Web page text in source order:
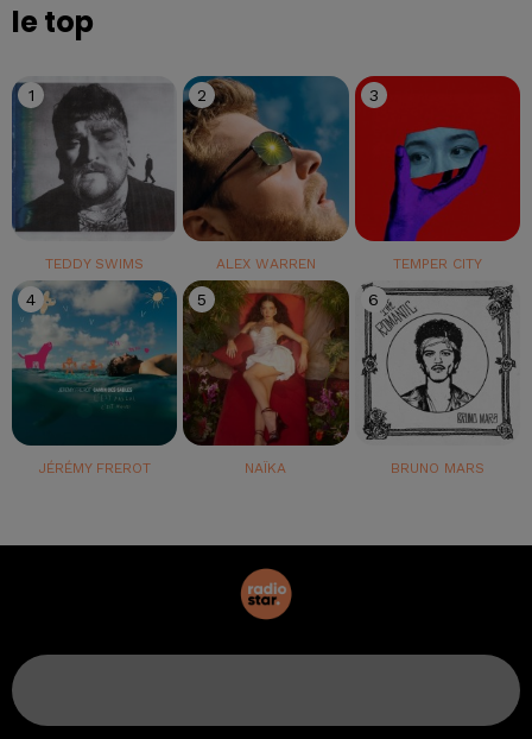
le top
1
TEDDY SWIMS
2
ALEX WARREN
3
TEMPER CITY
4
JÉRÉMY FREROT
5
NAÏKA
6
BRUNO MARS